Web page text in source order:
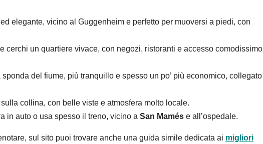
elegante, vicino al Guggenheim e perfetto per muoversi a piedi, con
cerchi un quartiere vivace, con negozi, ristoranti e accesso comodissimo
del fiume, più tranquillo e spesso un po’ più economico, collegato
collina, con belle viste e atmosfera molto locale.
in auto o usa spesso il treno, vicino a San Mamés e all’ospedale.
sul sito puoi trovare anche una guida simile dedicata ai migliori